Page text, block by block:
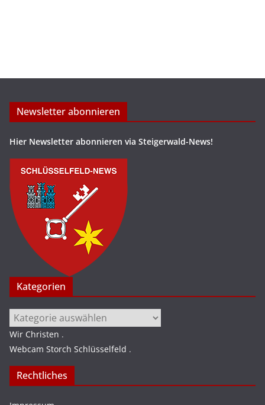
Newsletter abonnieren
Hier Newsletter abonnieren via Steigerwald-News!
Kategorien
Kategorien
Wir Christen .
Webcam Storch Schlüsselfeld .
Rechtliches